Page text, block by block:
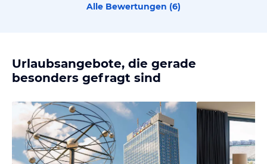
Alle Bewertungen (6)
Urlaubsangebote, die gerade
besonders gefragt sind